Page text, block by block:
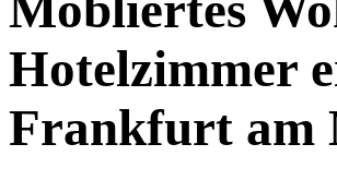
Hotelzimmer
Frankfurt am